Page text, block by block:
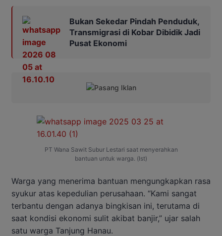
Bukan Sekedar Pindah Penduduk,
Transmigrasi di Kobar Dibidik Jadi
Pusat Ekonomi
PT Wana Sawit Subur Lestari saat menyerahkan
bantuan untuk warga. (Ist)
Warga yang menerima bantuan mengungkapkan rasa
syukur atas kepedulian perusahaan. “Kami sangat
terbantu dengan adanya bingkisan ini, terutama di
saat kondisi ekonomi sulit akibat banjir,” ujar salah
satu warga Tanjung Hanau.